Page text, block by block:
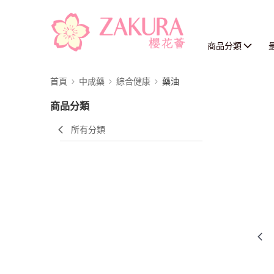
商品分類
首頁 中成藥 綜合健康 藥油
商品分類
所有分類